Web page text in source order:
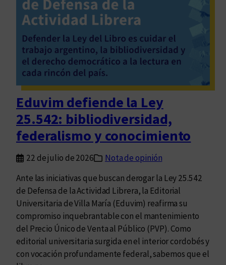
g
u
r
i
d
a
d
y
o
l
c
í
a
e
n
C
ó
r
c
a
d
e
l
b
u
e
n
m
o
r
i
Eduvim defiende la Ley
25.542: bibliodiversidad,
federalismo y conocimiento
22 de julio de 2026
Nota de opinión
Ante las iniciativas que buscan derogar la Ley 25.542
de Defensa de la Actividad Librera, la Editorial
Universitaria de Villa María (Eduvim) reafirma su
compromiso inquebrantable con el mantenimiento
del Precio Único de Venta al Público (PVP). Como
editorial universitaria surgida en el interior cordobés y
con vocación profundamente federal, sabemos que el